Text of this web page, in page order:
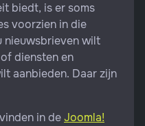
biedt, is er soms
voorzien in die
nieuwsbrieven wilt
diensten en
aanbieden. Daar zijn
in deJoomla!